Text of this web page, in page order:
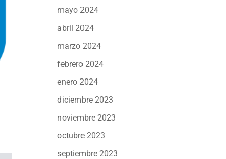
mayo 2024
abril 2024
marzo 2024
febrero 2024
enero 2024
diciembre 2023
noviembre 2023
octubre 2023
septiembre 2023